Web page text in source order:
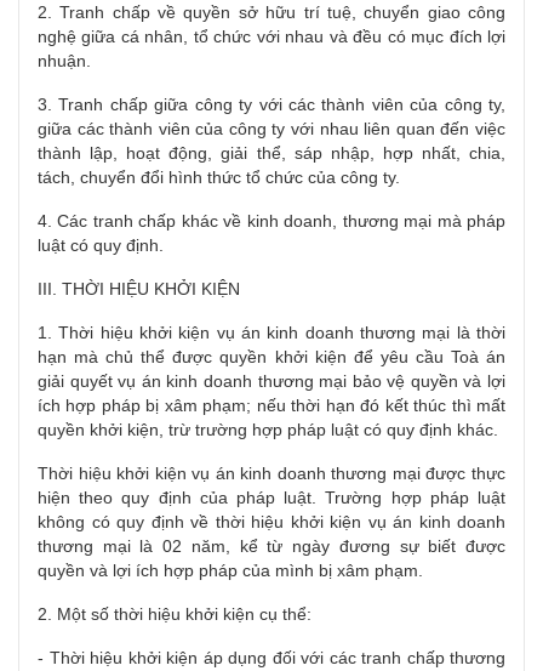
2. Tranh chấp về quyền sở hữu trí tuệ, chuyển giao công
nghệ giữa cá nhân, tổ chức với nhau và đều có mục đích lợi
nhuận.
3. Tranh chấp giữa công ty với các thành viên của công ty,
giữa các thành viên của công ty với nhau liên quan đến việc
thành lập, hoạt động, giải thể, sáp nhập, hợp nhất, chia,
tách, chuyển đổi hình thức tổ chức của công ty.
4. Các tranh chấp khác về kinh doanh, thương mại mà pháp
luật có quy định.
III. THỜI HIỆU KHỞI KIỆN
1. Thời hiệu khởi kiện vụ án kinh doanh thương mại là thời
hạn mà chủ thể được quyền khởi kiện để yêu cầu Toà án
giải quyết vụ án kinh doanh thương mại bảo vệ quyền và lợi
ích hợp pháp bị xâm phạm; nếu thời hạn đó kết thúc thì mất
quyền khởi kiện, trừ trường hợp pháp luật có quy định khác.
Thời hiệu khởi kiện vụ án kinh doanh thương mại được thực
hiện theo quy định của pháp luật. Trường hợp pháp luật
không có quy định về thời hiệu khởi kiện vụ án kinh doanh
thương mại là 02 năm, kể từ ngày đương sự biết được
quyền và lợi ích hợp pháp của mình bị xâm phạm.
2. Một số thời hiệu khởi kiện cụ thể:
- Thời hiệu khởi kiện áp dụng đối với các tranh chấp thương